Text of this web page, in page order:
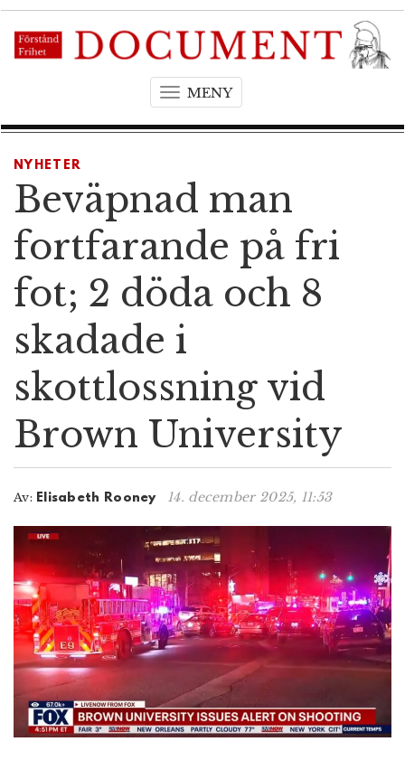
MENYT
g
e
i
g
o
NYHETER
Beväpnad man
fortfarande på fri
fot; 2 döda och 8
skadade i
skottlossning vid
Brown University
Av: Elisabeth Rooney 14. december 2025, 11:53